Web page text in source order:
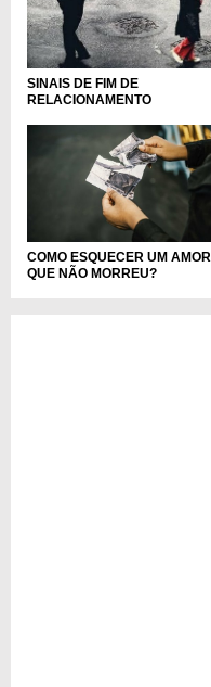
SINAIS DE FIM DE
RELACIONAMENTO
COMO ESQUECER UM AMOR
QUE NÃO MORREU?